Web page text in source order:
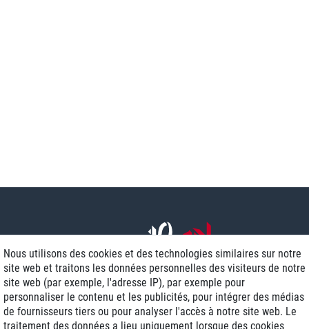
Nous utilisons des cookies et des technologies similaires sur notre
site web et traitons les données personnelles des visiteurs de notre
site web (par exemple, l'adresse IP), par exemple pour
personnaliser le contenu et les publicités, pour intégrer des médias
de fournisseurs tiers ou pour analyser l'accès à notre site web. Le
traitement des données a lieu uniquement lorsque des cookies